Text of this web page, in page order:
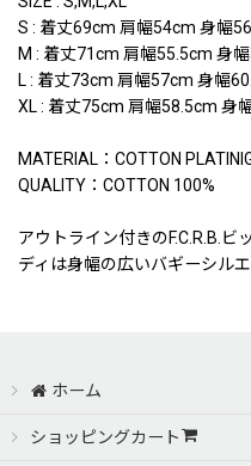
S : 着丈69cm 肩幅54cm 身幅
M : 着丈71cm 肩幅55.5cm 身
L : 着丈73cm 肩幅57cm 身幅
XL : 着丈75cm 肩幅58.5cm 身
MATERIAL：COTTON
QUALITY：COTTON 100%
アウトライン付きのF.C.R.B.
ディは身幅の広いバギーシル
ホーム
ショッピングカート